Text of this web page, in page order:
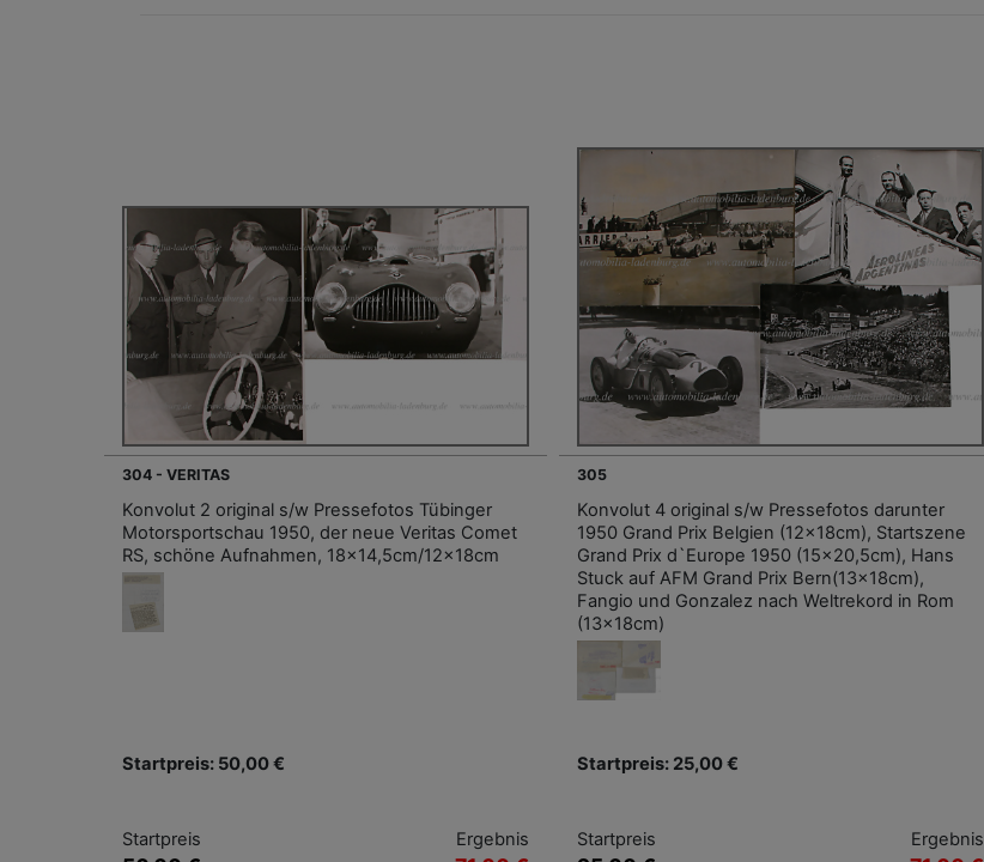
304 - VERITAS
Konvolut 2 original s/w Pressefotos Tübinger
Motorsportschau 1950, der neue Veritas Comet
RS, schöne Aufnahmen, 18x14,5cm/12x18cm
Startpreis: 50,00 €
Startpreis Ergebnis
305
Konvolut 4 original s/w Pressefotos darunter
1950 Grand Prix Belgien (12x18cm), Startszene
Grand Prix d`Europe 1950 (15x20,5cm), Hans
Stuck auf AFM Grand Prix Bern(13x18cm),
Fangio und Gonzalez nach Weltrekord in Rom
(13x18cm)
Startpreis: 25,00 €
Startpreis Ergebnis